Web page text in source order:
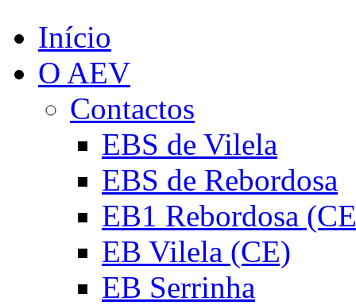
Início
O AEV
Contactos
EBS de Vilela
EBS de Rebordosa
EB1 Rebordosa
EB Vilela (CE)
EB Serrinha